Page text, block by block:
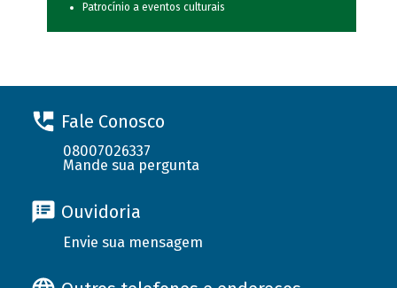
Patrocínio a eventos culturais
Fale Conosco
08007026337
Mande sua pergunta
Ouvidoria
Envie sua mensagem